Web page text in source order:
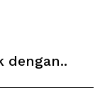
dengan..